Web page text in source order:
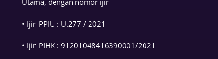
Utama, dengan nomor ijin
• Ijin PPIU : U.277 / 2021
• Ijin PIHK : 91201048416390001/2021